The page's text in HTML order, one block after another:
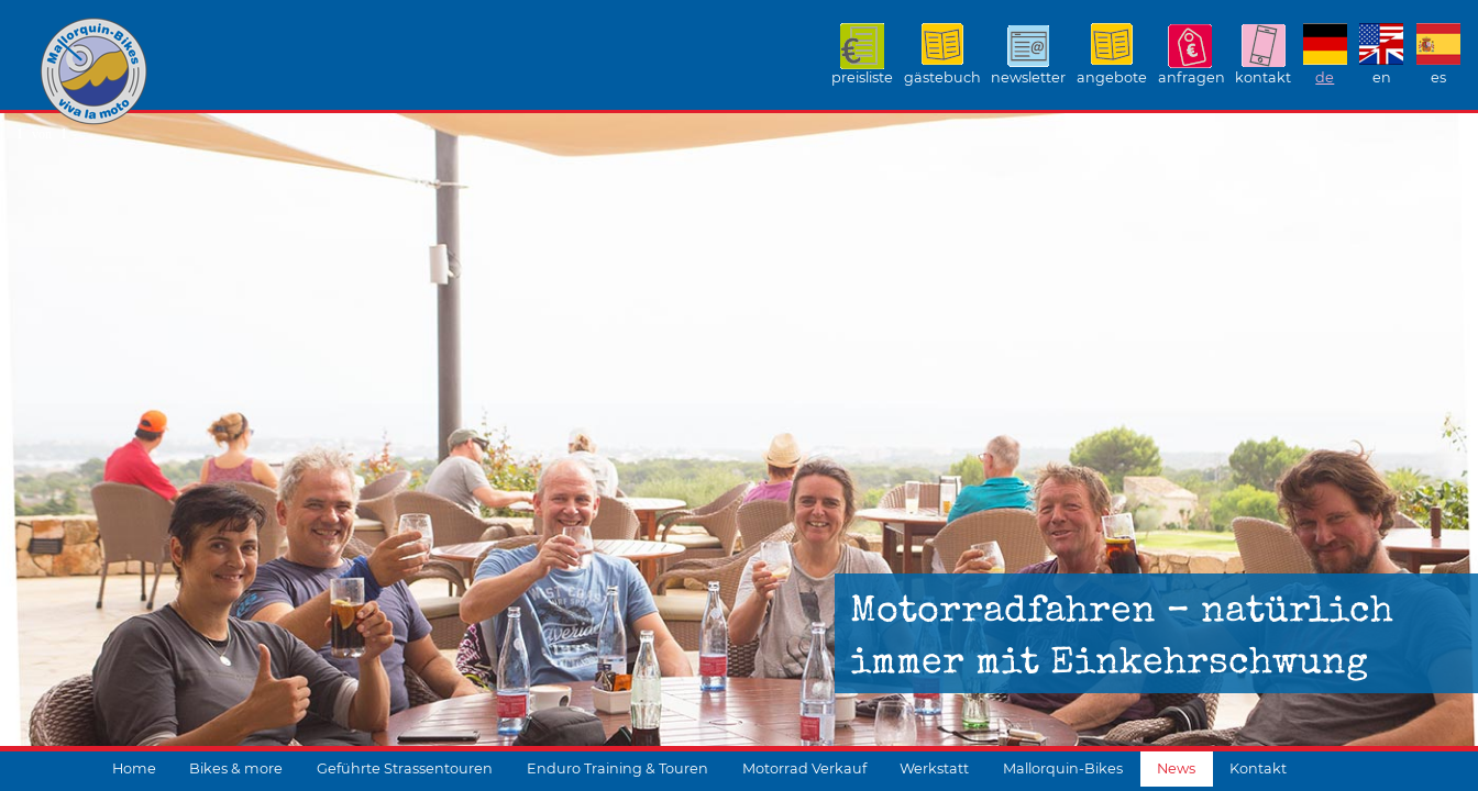
preisliste gästebuch newsletter angebote anfragen kontakt de en es
Motorradfahren – natürlich
immer mit Einkehrschwung
1
Home Bikes & more Geführte Strassentouren Enduro Training & Touren Motorrad Verkauf Werkstatt Mallorquin-Bikes News Kontakt